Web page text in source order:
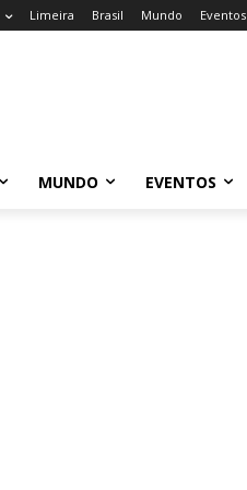
Limeira Brasil Mundo Eventos
MUNDO EVENTOS